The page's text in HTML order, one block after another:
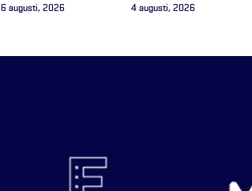
6 augusti, 2026 4 augusti, 2026